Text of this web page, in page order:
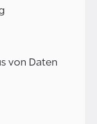
von Daten